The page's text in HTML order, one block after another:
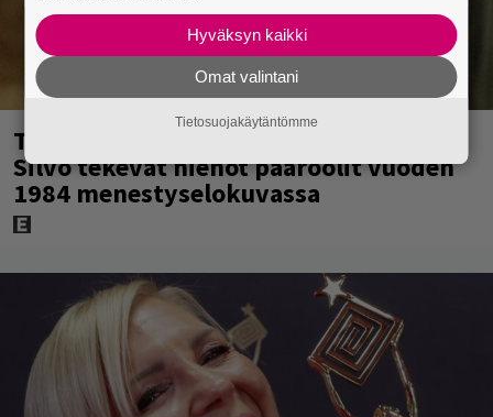
Tänän tv:ssä: Esko Salminen ja Satu
Silvo tekevät hienot pääroolit vuoden
1984 menestyselokuvassa
Hyväksyn kaikki
Omat valintani
Tietosuojakäytäntömme